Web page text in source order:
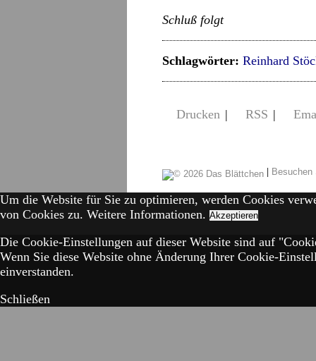
Schluß folgt
Schlagwörter: Reinhard
Drucken | RSS |
|
Um die Website für Sie zu optimieren, werden Cookies
von Cookies zu. Weitere Informationen. Akzeptieren
Die Cookie-Einstellungen auf dieser Website sind auf
Wenn Sie diese Website ohne Änderung Ihrer Cookie-
einverstanden.
Schließen